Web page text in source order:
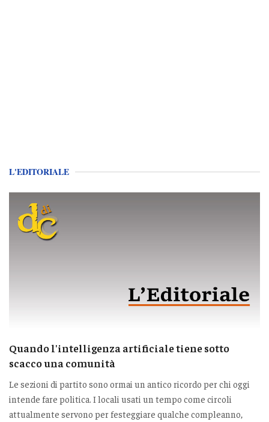
L'EDITORIALE
Quando l'intelligenza artificiale tiene sotto
scacco una comunità
Le sezioni di partito sono ormai un antico ricordo per chi oggi
intende fare politica. I locali usati un tempo come circoli
attualmente servono per festeggiare qualche compleanno,